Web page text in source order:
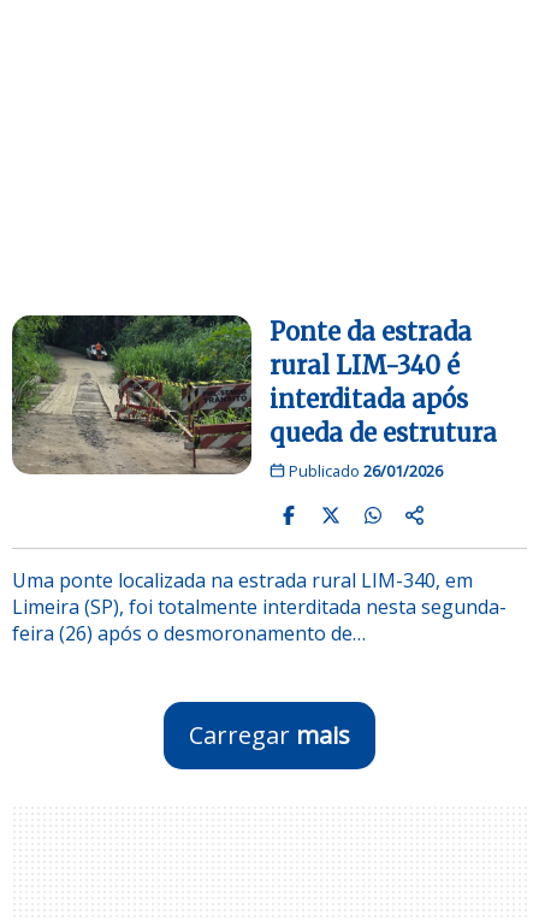
Ponte da estrada
rural LIM-340 é
interditada após
queda de estrutura
Publicado 26/01/2026
Uma ponte localizada na estrada rural LIM-340, em
Limeira (SP), foi totalmente interditada nesta segunda-
feira (26) após o desmoronamento de…
Carregar mais